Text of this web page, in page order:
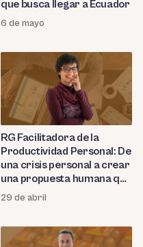
que busca llegar a Ecuador
6 de mayo
RG Facilitadora de la
Productividad Personal: De
una crisis personal a crear
una propuesta humana que
busca transformar el caos
29 de abril